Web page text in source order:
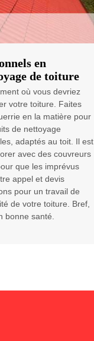
en
de toiture
où vous devriez
votre toiture. Faites
en la matière pour
de nettoyage
adaptés au toit. Il est
avec des couvreurs
que les imprévus
appel et devis
pour un travail de
de votre toiture. Bref,
bonne santé.